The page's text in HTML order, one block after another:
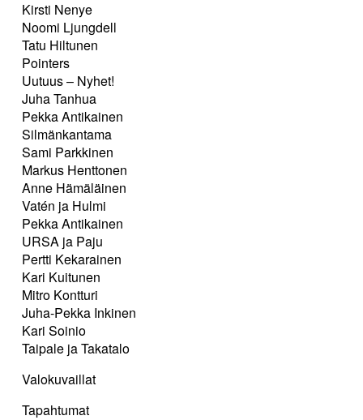
Kirsti Nenye
Noomi Ljungdell
Tatu Hiltunen
Pointers
Uutuus – Nyhet!
Juha Tanhua
Pekka Antikainen
Silmänkantama
Sami Parkkinen
Markus Henttonen
Anne Hämäläinen
Vatén ja Hulmi
Pekka Antikainen
URSA ja Paju
Pertti Kekarainen
Kari Kuitunen
Mitro Kontturi
Juha-Pekka Inkinen
Kari Soinio
Taipale ja Takatalo
Valokuvaillat
Tapahtumat